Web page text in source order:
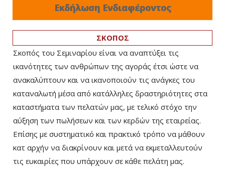
Εκδήλωση Ενδιαφέροντος
ΣΚΟΠΟΣ
Σκοπός του Σεμιναρίου είναι να αναπτύξει τις
ικανότητες των ανθρώπων της αγοράς έτσι ώστε να
ανακαλύπτουν και να ικανοποιούν τις ανάγκες του
καταναλωτή μέσα από κατάλληλες δραστηριότητες στα
καταστήματα των πελατών μας, με τελικό στόχο την
αύξηση των πωλήσεων και των κερδών της εταιρείας.
Επίσης με συστηματικό και πρακτικό τρόπο να μάθουν
κατ αρχήν να διακρίνουν και μετά να εκμεταλλευτούν
τις ευκαιρίες που υπάρχουν σε κάθε πελάτη μας.